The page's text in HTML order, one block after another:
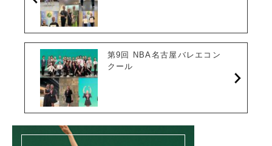
第9回 NBA名古屋バレエコン
クール